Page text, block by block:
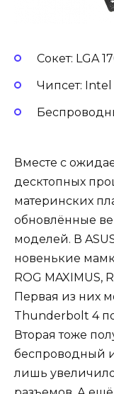
Сокет: LGA
Чипсет: Intel
Вместе с
десктопных
материнских
обновлённые
моделей. В
новенькие
ROG MAXIMUS,
Первая из них
Thunderbolt 4
Вторая тоже
беспроводный
лишь